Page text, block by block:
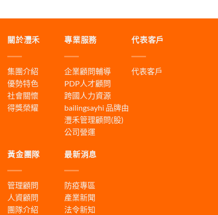
關於灃禾
集團介紹
優勢特色
社會關懷
得獎榮耀
專業服務
企業顧問輔導
PDP人才顧問
跨國人力資源
bailingsayhi 品牌由
灃禾管理顧問(股)
公司營運
代表客戶
代表客戶
黃金團隊
管理顧問
人資顧問
團隊介紹
最新消息
防疫專區
產業新聞
法令新知